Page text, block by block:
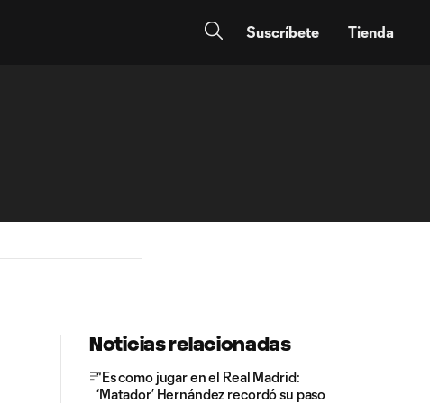
Suscríbete Tienda
Noticias relacionadas
"Es como jugar en el Real Madrid:
‘Matador’ Hernández recordó su paso